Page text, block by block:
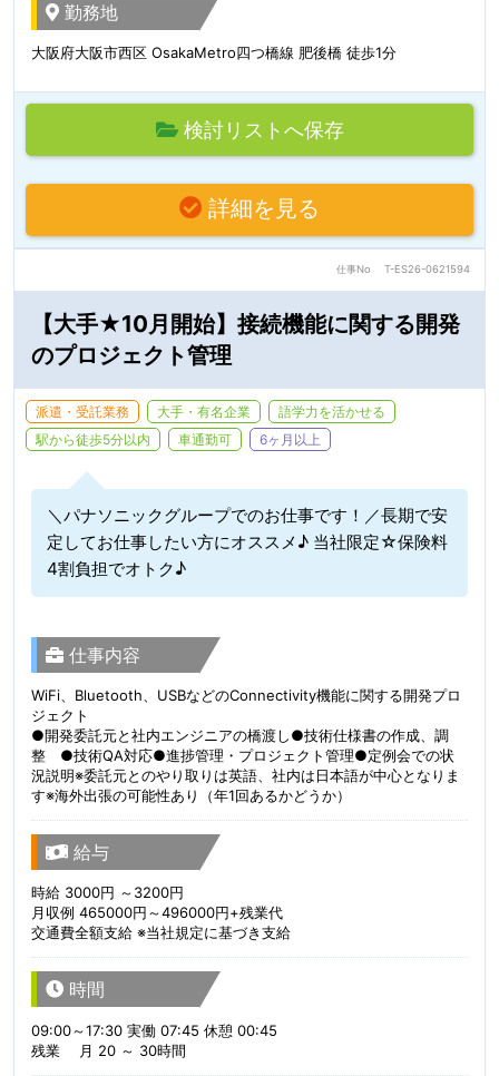
勤務地
大阪府大阪市西区 OsakaMetro四つ橋線 肥後橋 徒歩1分
検討リストへ保存
詳細を見る
仕事No T-ES26-0621594
【大手★10月開始】接続機能に関する開発
のプロジェクト管理
派遣・受託業務 大手・有名企業
語学力を活かせる
駅から徒歩5分以内
車通勤可 6ヶ月以上
＼パナソニックグループでのお仕事です！／長期で安
定してお仕事したい方にオススメ♪ 当社限定☆保険料
4割負担でオトク♪
仕事内容
WiFi、Bluetooth、USBなどのConnectivity機能に関する開発プロ
ジェクト
●開発委託元と社内エンジニアの橋渡し●技術仕様書の作成、調
整 ●技術QA対応●進捗管理・プロジェクト管理●定例会での状
況説明※委託元とのやり取りは英語、社内は日本語が中心となりま
す※海外出張の可能性あり（年1回あるかどうか）
給与
時給 3000円 ～3200円
月収例 465000円～496000円+残業代
交通費全額支給 ※当社規定に基づき支給
時間
09:00～17:30 実働 07:45 休憩 00:45
残業 月 20 ～ 30時間